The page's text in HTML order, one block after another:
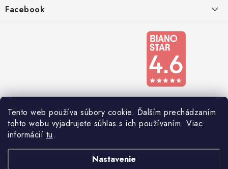
Tento web používa súbory cookie. Ďalším prechádzaním
tohto webu vyjadrujete súhlas s ich používaním. Viac
informácií tu.
Nastavenie
Registrace
Facebook